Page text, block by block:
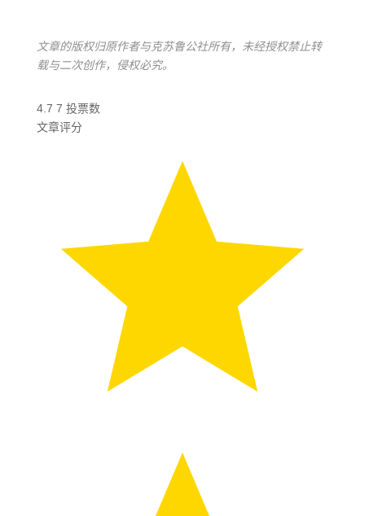
文章的版权归原作者与克苏鲁公社所有，未经授权禁止转
载与二次创作，侵权必究。
4.7 7 投票数
文章评分